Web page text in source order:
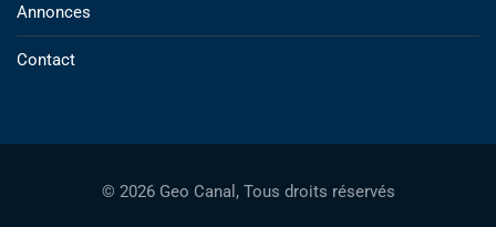
Annonces
Contact
© 2026 Geo Canal, Tous droits réservés